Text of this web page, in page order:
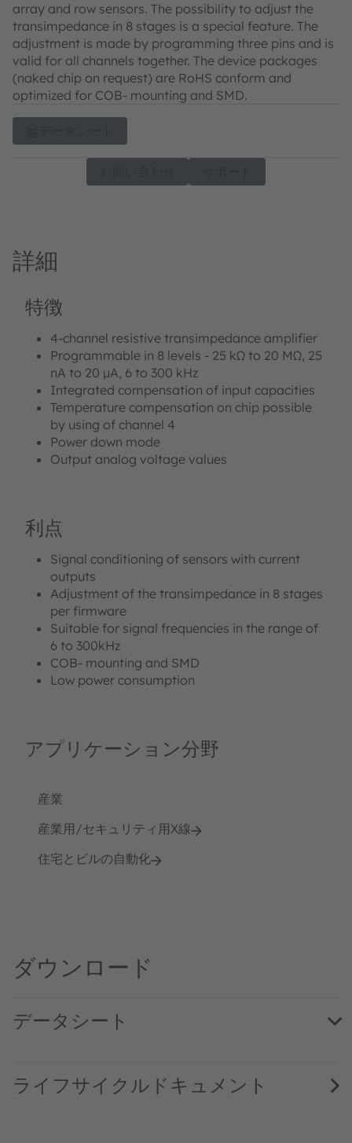
array and row sensors. The possibility to adjust the
transimpedance in 8 stages is a special feature. The
adjustment is made by programming three pins and is
valid for all channels together. The device packages
(naked chip on request) are RoHS conform and
optimized for COB- mounting and SMD.
詳細
特徴
4-channel resistive transimpedance amplifier
Programmable in 8 levels - 25 kΩ to 20 MΩ, 25
nA to 20 μA, 6 to 300 kHz
Integrated compensation of input capacities
Temperature compensation on chip possible
by using of channel 4
Power down mode
Output analog voltage values
利点
Signal conditioning of sensors with current
outputs
Adjustment of the transimpedance in 8 stages
per firmware
Suitable for signal frequencies in the range of
6 to 300kHz
COB- mounting and SMD
Low power consumption
アプリケーション分野
産業
産業用/セキュリティ用X線
住宅とビルの自動化
ダウンロード
データシート
ライフサイクルドキュメント